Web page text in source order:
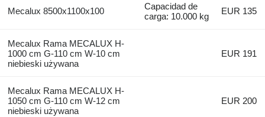
Mecalux 8500x1100x100
Capacidad de
carga: 10.000 kg
EUR 135
Mecalux Rama MECALUX H-
1000 cm G-110 cm W-10 cm
niebieski używana
EUR 191
Mecalux Rama MECALUX H-
1050 cm G-110 cm W-12 cm
niebieski używana
EUR 200